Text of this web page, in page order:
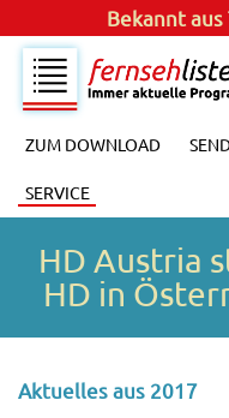
Bekannt aus
ZUM DOWNLOAD
SERVICE
HD Austria
HD in
Aktuelles aus 2017